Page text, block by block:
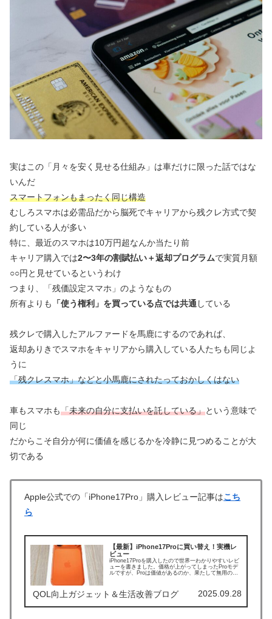
実はこの「月々を安く見せる仕組み」は車だけに限った話ではな
いんだ
スマートフォンもまったく同じ構造
むしろスマホは必需品だから脳死でキャリアから残クレ方式で契
約している人が多い
特に、最近のスマホは10万円超なんか当たり前
キャリア購入では2〜3年の割賦払い＋返却プログラムで実質月額
○○円と見せているというわけ
つまり、「残価設定スマホ」のようなもの
所有よりも
「使う権利」を買っている点では共通 している
残クレで購入したアルファードを馬鹿にするのであれば、
返却ありきでスマホをキャリアから購入している人たちも同じよ
うに
「残クレスマホ」などと小馬鹿にされたっておかしくはない
車もスマホも「未来の自分に支払いを託している」という意味で
同じ
だからこそ自分が何に価値を感じるかを冷静に見つめることが大
切である
Apple公式での「iPhone17Pro」購入レビュー記事はこち
ら
【最新】iPhone17Proに買い替え！実機レ
ビュー
iPhone17Proを購入したので世界一わかりやすいレビ
ューを書きました。価格が上がってしまったProモデ
ルですが、Proは価値があるのか、果たして無用の長
QOL向上ガジェット＆生活改善ブログ 2025.09.28